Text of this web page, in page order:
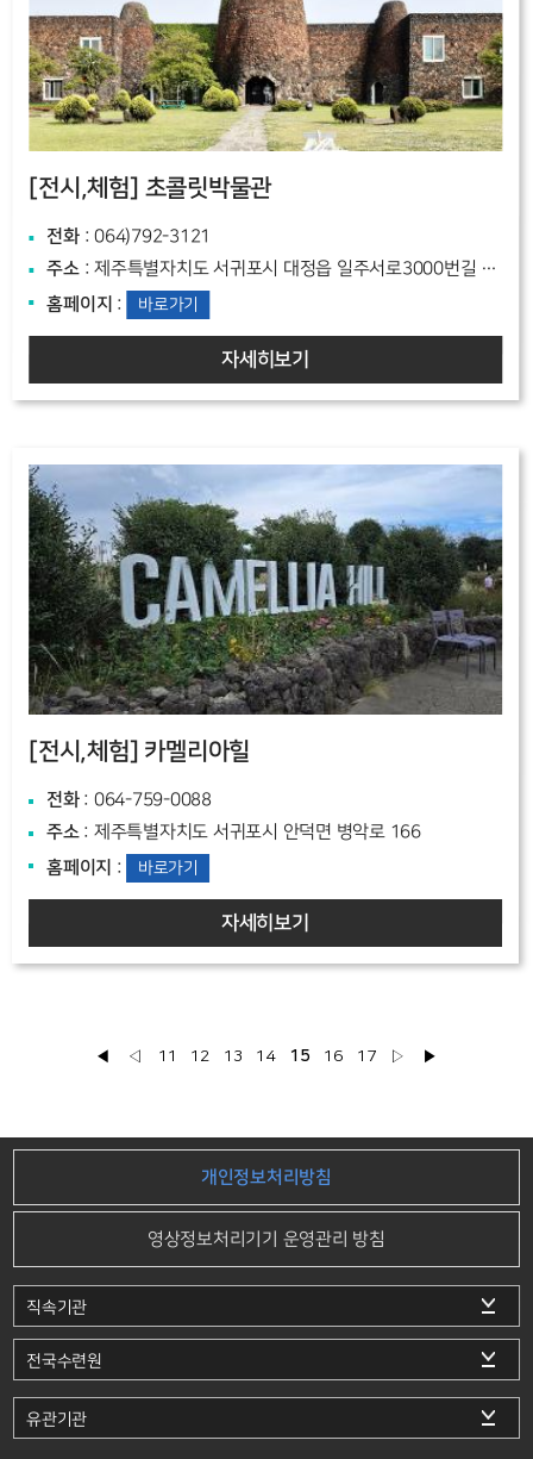
[전시,체험] 초콜릿박물관
전화 : 064)792-3121
주소 : 제주특별자치도 서귀포시 대정읍 일주서로3000번길 144
홈페이지 : 바로가기
자세히보기
[전시,체험] 카멜리아힐
전화: 064-759-0088
주소: 제주특별자치도 서귀포시 안덕면 병악로 166
홈페이지 : 바로가기
자세히보기
◀ ◁ 11 12 13 14 15 16 17 ▷ ▶
개인정보처리방침
영상정보처리기기 운영관리 방침
직속기관
전국수련원
유관기관